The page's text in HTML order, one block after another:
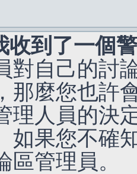
收到了一個
對自己的討
那麼您也許
理人員的決
如果您不確
區管理員。